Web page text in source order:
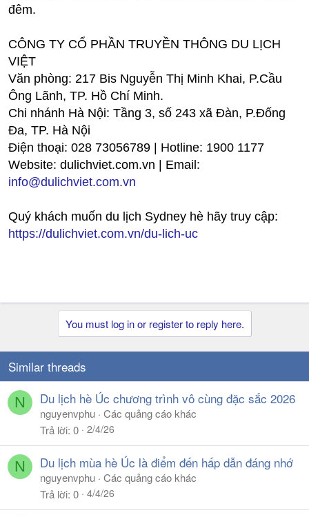
đêm.
CÔNG TY CỔ PHẦN TRUYỀN THÔNG DU LỊCH
VIỆT
Văn phòng: 217 Bis Nguyễn Thị Minh Khai, P.Cầu
Ông Lãnh, TP. Hồ Chí Minh.
Chi nhánh Hà Nội: Tầng 3, số 243 xã Đàn, P.Đống
Đa, TP. Hà Nội
Điện thoại: 028 73056789 | Hotline: 1900 1177
Website: dulichviet.com.vn | Email:
info@dulichviet.com.vn
Quý khách muốn du lịch Sydney hè hãy truy cập:
https://dulichviet.com.vn/du-lich-uc
You must log in or register to reply here.
Similar threads
N Du lịch hè Úc chương trình vô cùng đặc sắc 2026
nguyenvphu Các quảng cáo khác
Trả lời 0 2/4/26
N Du lịch mùa hè Úc là điểm đến hấp dẫn đáng nhớ
nguyenvphu Các quảng cáo khác
Trả lời 0 4/4/26